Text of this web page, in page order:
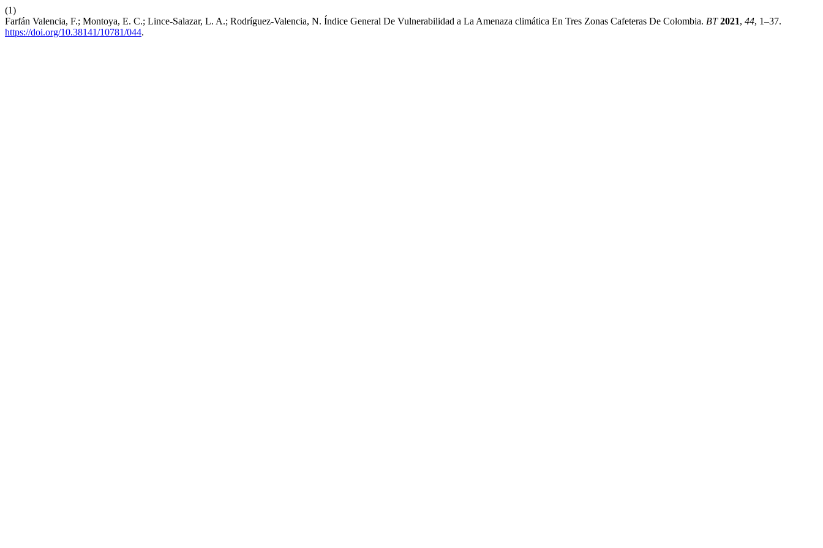
(1)
Farfán Valencia, F.; Montoya, E. C.; Lince-Salazar, L. A.; Rodríguez-Valencia, N. Índice General De Vulnerabilidad a La Amenaza climática En Tres Zonas Cafeteras De Colombia. BT 2021, 44, 1–37.
https://doi.org/10.38141/10781/044.